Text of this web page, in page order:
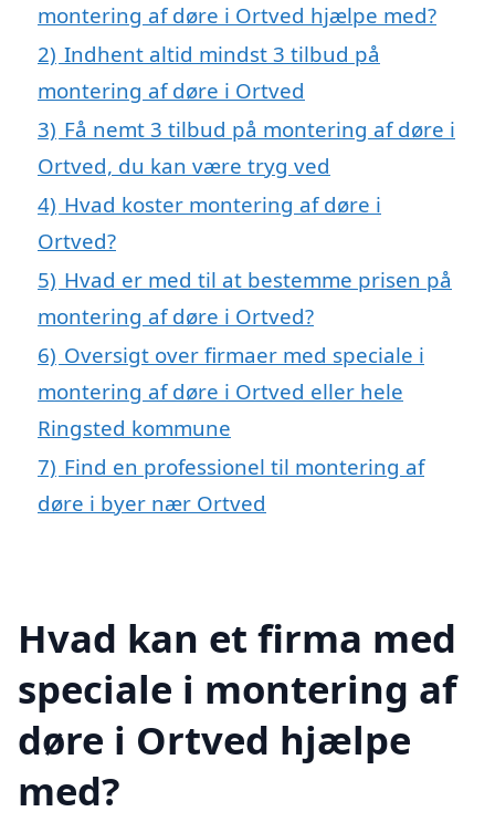
montering af døre i Ortved hjælpe med?
2) Indhent altid mindst 3 tilbud på
montering af døre i Ortved
3) Få nemt 3 tilbud på montering af døre i
Ortved, du kan være tryg ved
4) Hvad koster montering af døre i
Ortved?
5) Hvad er med til at bestemme prisen på
montering af døre i Ortved?
6) Oversigt over firmaer med speciale i
montering af døre i Ortved eller hele
Ringsted kommune
7) Find en professionel til montering af
døre i byer nær Ortved
Hvad kan et firma med
speciale i montering af
døre i Ortved hjælpe
med?